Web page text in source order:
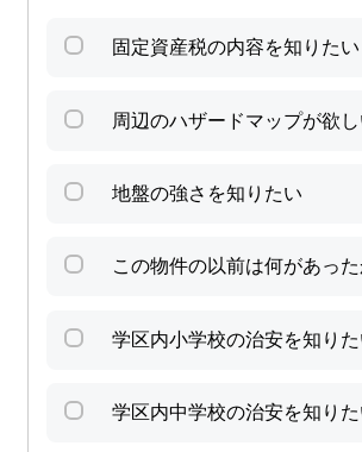
固定資産税の内容を知りたい
周辺のハザードマップが欲
地盤の強さを知りたい
この物件の以前は何があっ
学区内小学校の治安を知りた
学区内中学校の治安を知りた